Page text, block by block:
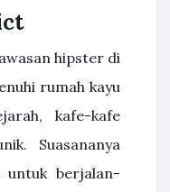
hipster di
rumah kayu
kafe-kafe
Suasananya
untuk berjalan-